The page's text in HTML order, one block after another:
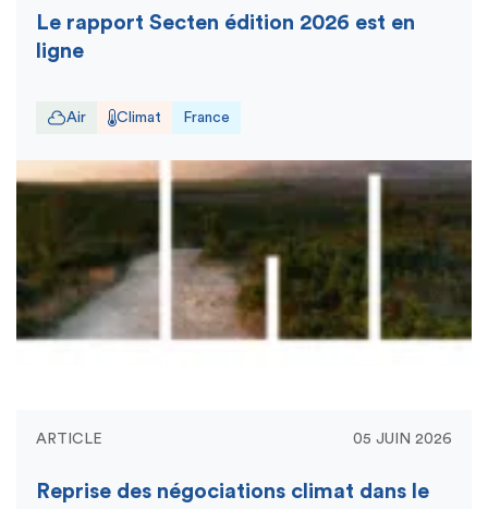
Le rapport Secten édition 2026 est en
ligne
Air Climat France
ARTICLE 05 JUIN 2026
Reprise des négociations climat dans le